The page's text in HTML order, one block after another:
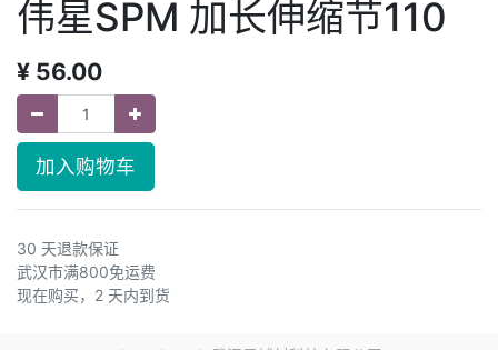
伟星SPM 加长伸缩节110
¥ 56.00
加入购物车
30 天退款保证
武汉市满800免运费
现在购买，2 天内到货